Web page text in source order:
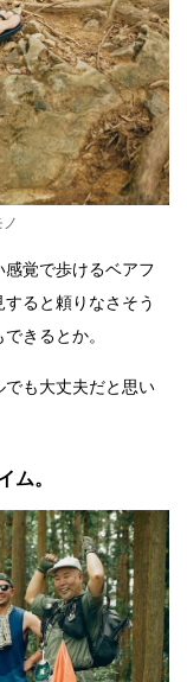
覚で歩けるベアフ
ると頼りなさそう
きるとか。
も大丈夫だと思い
ム。